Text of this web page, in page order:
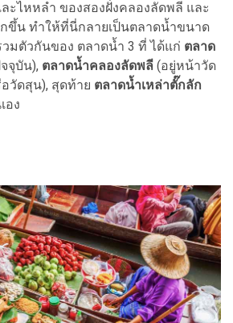
ะไหหลำ ของสองฝั่งคลองลัดพลี และ
ขึ้น ทำให้ที่นี่กลายเป็นตลาดน้ำขนาด
มตัวกันของ ตลาดน้ำ 3 ที่ ได้แก่ ตลาด
จุบัน), ตลาดน้ำคลองลัดพลี (อยู่หน้าวัด
วัดสุน), สุดท้าย ตลาดน้ำเหล่าตั๊กลัก
อง